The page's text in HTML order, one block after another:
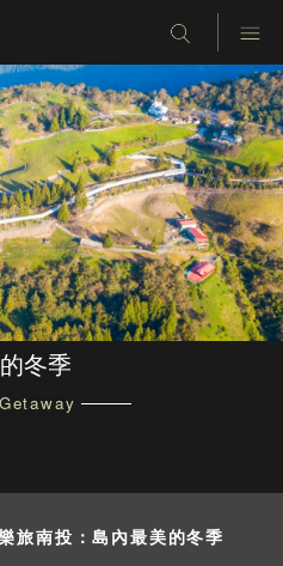
冬季
旅南投：島內最美的冬季